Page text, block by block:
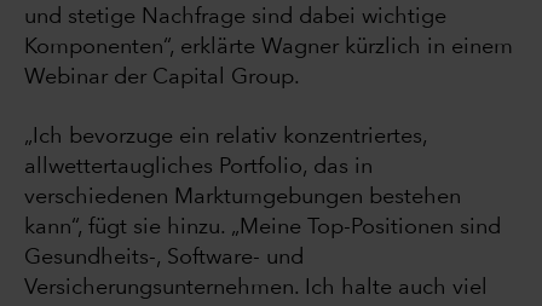
und stetige Nachfrage sind dabei wichtige
Komponenten“, erklärte Wagner kürzlich in einem
Webinar der Capital Group.
„Ich bevorzuge ein relativ konzentriertes,
allwettertaugliches Portfolio, das in
verschiedenen Marktumgebungen bestehen
kann“, fügt sie hinzu. „Meine Top-Positionen sind
Gesundheits-, Software- und
Versicherungsunternehmen. Ich halte auch viel